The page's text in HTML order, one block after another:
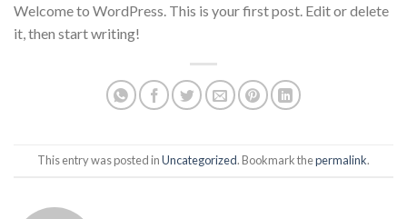
Welcome to WordPress. This is your first post. Edit or delete
it, then start writing!
This entry was posted inUncategorized. Bookmark thepermalink.